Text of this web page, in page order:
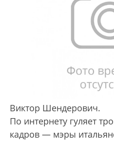
Виктор Шендерович.
По интернету гуляет
кадров — мэры